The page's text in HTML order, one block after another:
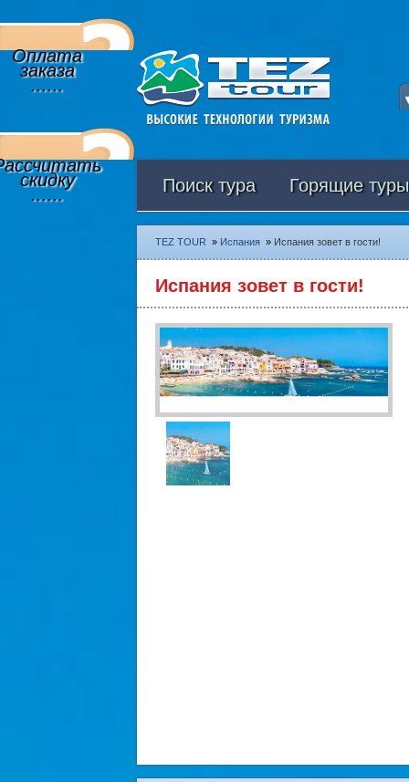
Оплата
заказа
......
скидку
...... Поиск тура Горящие туры
TEZ TOUR » Испания » Испания зовет в гости!
Испания зовет в гости!